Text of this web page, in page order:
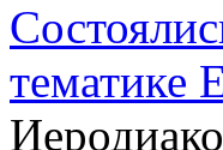
тематике